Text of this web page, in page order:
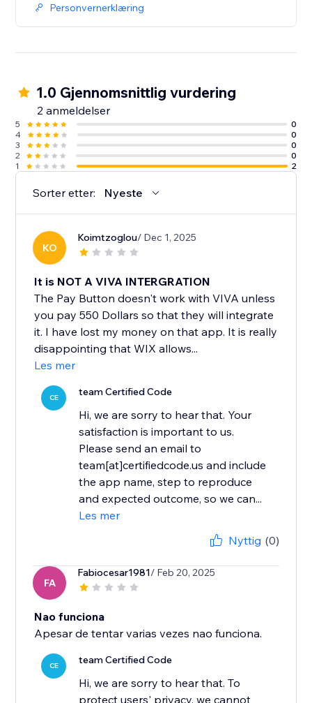
Personvernerklæring
1.0 Gjennomsnittlig vurdering
2 anmeldelser
5
0
4
0
3
0
2
0
1
2
Sorter etter: Nyeste
KO
Koimtzoglou/ Dec 1, 2025
It is NOT A VIVA INTERGRATION
The Pay Button doesn't work with VIVA unless
you pay 550 Dollars so that they will integrate
it. I have lost my money on that app. It is really
disappointing that WIX allows...
Les mer
CE team Certified Code
Hi, we are sorry to hear that. Your
satisfaction is important to us.
Please send an email to
team[at]certifiedcode.us and include
the app name, step to reproduce
and expected outcome, so we can...
Les mer
Nyttig (0)
FA
Fabiocesar1981/ Feb 20, 2025
Nao funciona
Apesar de tentar varias vezes nao funciona.
CE team Certified Code
Hi, we are sorry to hear that. To
protect users' privacy, we cannot